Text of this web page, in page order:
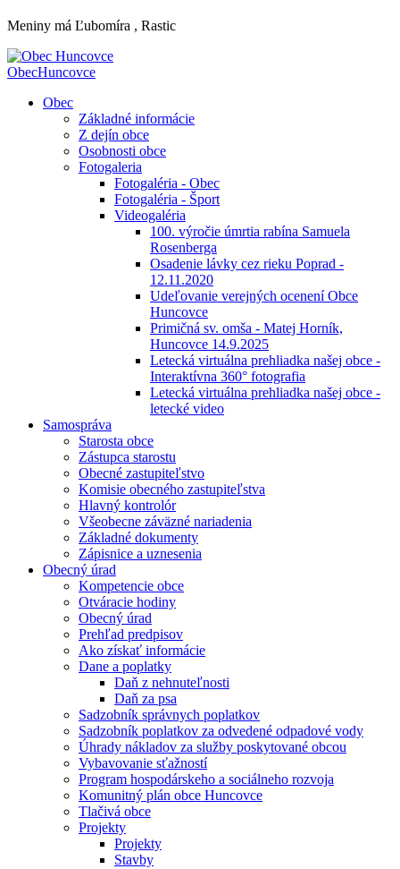
Meniny má Ľubomíra , Rastic
ObecHuncovce
Obec
Základné informácie
Z dejín obce
Osobnosti obce
Fotogaleria
Fotogaléria - Obec
Fotogaléria - Šport
Videogaléria
100. výročie úmrtia rabína Samuela
Rosenberga
Osadenie lávky cez rieku Poprad -
12.11.2020
Udeľovanie verejných ocenení Obce
Huncovce
Primičná sv. omša - Matej Horník,
Huncovce 14.9.2025
Letecká virtuálna prehliadka našej obce -
Interaktívna 360° fotografia
Letecká virtuálna prehliadka našej obce -
letecké video
Samospráva
Starosta obce
Zástupca starostu
Obecné zastupiteľstvo
Komisie obecného zastupiteľstva
Hlavný kontrolór
Všeobecne záväzné nariadenia
Základné dokumenty
Zápisnice a uznesenia
Obecný úrad
Kompetencie obce
Otváracie hodiny
Obecný úrad
Prehľad predpisov
Ako získať informácie
Dane a poplatky
Daň z nehnuteľnosti
Daň za psa
Sadzobník správnych poplatkov
Sadzobník poplatkov za odvedené odpadové vody
Úhrady nákladov za služby poskytované obcou
Vybavovanie sťažností
Program hospodárskeho a sociálneho rozvoja
Komunitný plán obce Huncovce
Tlačivá obce
Projekty
Projekty
Stavby